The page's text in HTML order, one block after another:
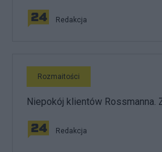
Redakcja
Rozmaitości
Niepokój klientów Rossmanna.
Redakcja